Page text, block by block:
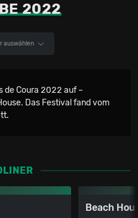
2022
auswählen
de Coura 2022 auf –
Das Festival fand vom
Beach